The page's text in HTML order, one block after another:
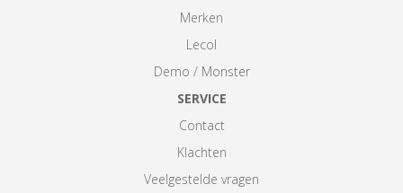
Merken
Lecol
Demo / Monster
SERVICE
Contact
Klachten
Veelgestelde vragen